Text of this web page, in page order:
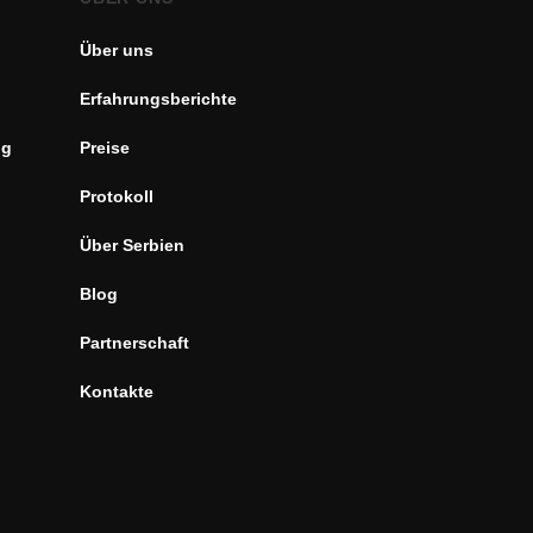
Über uns
Erfahrungsberichte
Preise
Protokoll
Über Serbien
Blog
Partnerschaft
Kontakte